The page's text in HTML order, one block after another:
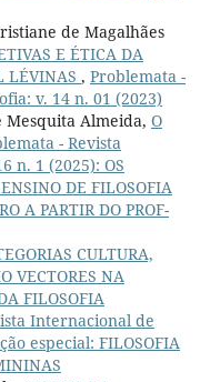
de Magalhães
E ÉTICA DA
LÉVINAS , Problemata -
v. 14 n. 01 (2023)
Mesquita Almeida, O
- Revista
n. 1 (2025): OS
DE FILOSOFIA
A PARTIR DO PROF-
CULTURA,
VECTORES NA
FILOSOFIA
Internacional de
especial: FILOSOFIA